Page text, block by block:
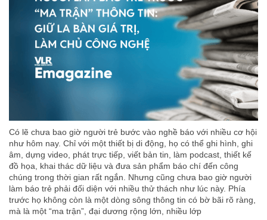
Có lẽ chưa bao giờ người trẻ bước vào nghề báo với nhiều cơ hội
như hôm nay. Chỉ với một thiết bị di động, họ có thể ghi hình, ghi
âm, dựng video, phát trực tiếp, viết bản tin, làm podcast, thiết kế
đồ họa, khai thác dữ liệu và đưa sản phẩm báo chí đến công
chúng trong thời gian rất ngắn. Nhưng cũng chưa bao giờ người
làm báo trẻ phải đối diện với nhiều thử thách như lúc này. Phía
trước họ không còn là một dòng sông thông tin có bờ bãi rõ ràng,
mà là một “ma trận”, đại dương rộng lớn, nhiều lớp